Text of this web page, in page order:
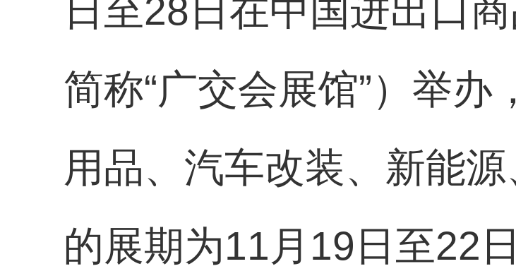
日至28日在中国进出口
简称“广交会展馆”）举办
用品、汽车改装、新能
的展期为11月19日至22日